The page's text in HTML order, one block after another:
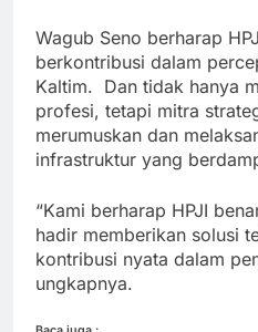
Wagub Seno berharap
berkontribusi dalam
Kaltim. Dan tidak hanya
profesi, tetapi mitra
merumuskan dan
infrastruktur yang
“Kami berharap HPJI
hadir memberikan solusi
kontribusi nyata dalam
ungkapnya.